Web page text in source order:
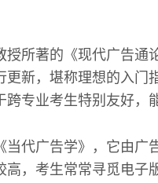
所著的《现代广告通
更新，堪称理想的入门
专业考生特别友好，
当代广告学》，它由广
高，考生常常寻觅电子